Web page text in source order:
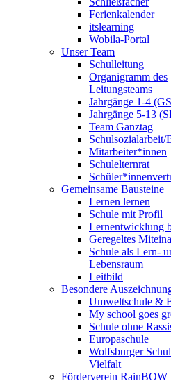
Ferienkalender
itslearning
Wobila-Portal
Unser Team
Schulleitung
Organigramm des
Leitungsteams
Jahrgänge 1-4
Jahrgänge 5-13
Team Ganztag
Schulsozialarbeit/
Mitarbeiter*innen
Schulelternrat
Gemeinsame Bausteine
Lernen lernen
Schule mit Profil
Lernentwicklung
Geregeltes
Schule als Lern-
Lebensraum
Leitbild
Besondere
Umweltschule &
My school goes
Schule ohne
Europaschule
Wolfsburger
Vielfalt
Förderverein RainBOW